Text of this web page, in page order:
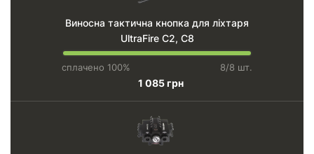
Виносна тактична кнопка для ліхтаря
UltraFire C2, C8
сплачено 100% 8/8 шт.
1 085 грн